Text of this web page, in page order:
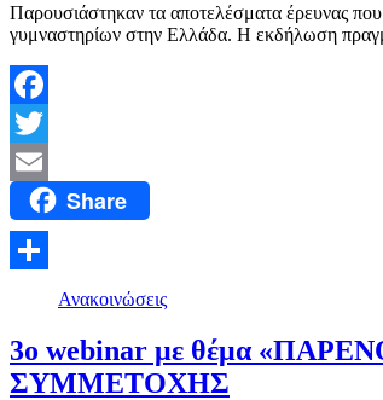
Παρουσιάστηκαν τα αποτελέσματα έρευνας
γυμναστηρίων στην Ελλάδα. Η εκδήλωση
Facebook
Twitter
Email Share
Μοιραστείτε
Ανακοινώσεις
3ο webinar με θέμα
ΣΥΜΜΕΤΟΧΗΣ